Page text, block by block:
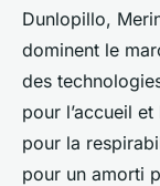
Dunlopillo,
dominent le
des
pour l’accueil
pour la
pour un amorti